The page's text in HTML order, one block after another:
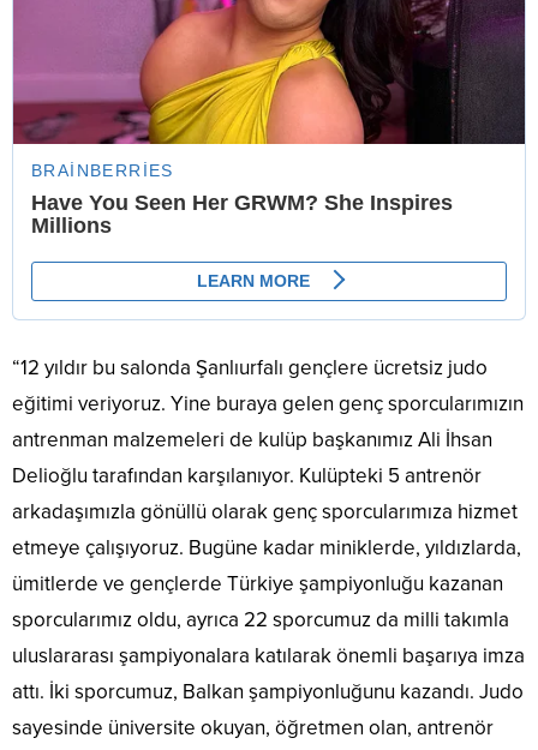
“12 yıldır bu salonda Şanlıurfalı gençlere ücretsiz judo
eğitimi veriyoruz. Yine buraya gelen genç sporcularımızın
antrenman malzemeleri de kulüp başkanımız Ali İhsan
Delioğlu tarafından karşılanıyor. Kulüpteki 5 antrenör
arkadaşımızla gönüllü olarak genç sporcularımıza hizmet
etmeye çalışıyoruz. Bugüne kadar miniklerde, yıldızlarda,
ümitlerde ve gençlerde Türkiye şampiyonluğu kazanan
sporcularımız oldu, ayrıca 22 sporcumuz da milli takımla
uluslararası şampiyonalara katılarak önemli başarıya imza
attı. İki sporcumuz, Balkan şampiyonluğunu kazandı. Judo
sayesinde üniversite okuyan, öğretmen olan, antrenör